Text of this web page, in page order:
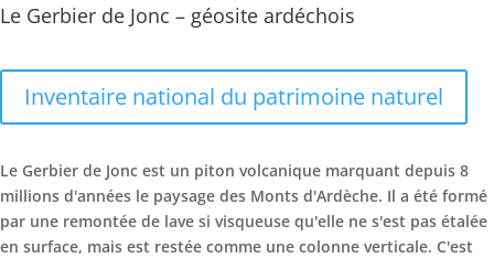
Le Gerbier de Jonc – géosite ardéchois
Inventaire national du patrimoine naturel
Le Gerbier de Jonc est un piton volcanique marquant depuis 8
millions d'années le paysage des Monts d'Ardèche. Il a été formé
par une remontée de lave si visqueuse qu'elle ne s'est pas étalée
en surface, mais est restée comme une colonne verticale. C'est